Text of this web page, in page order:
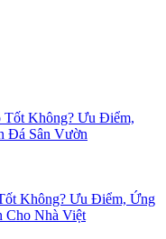
Tốt Không? Ưu Điểm,
Đá Sân Vườn
Không? Ưu Điểm, Ứng
Cho Nhà Việt